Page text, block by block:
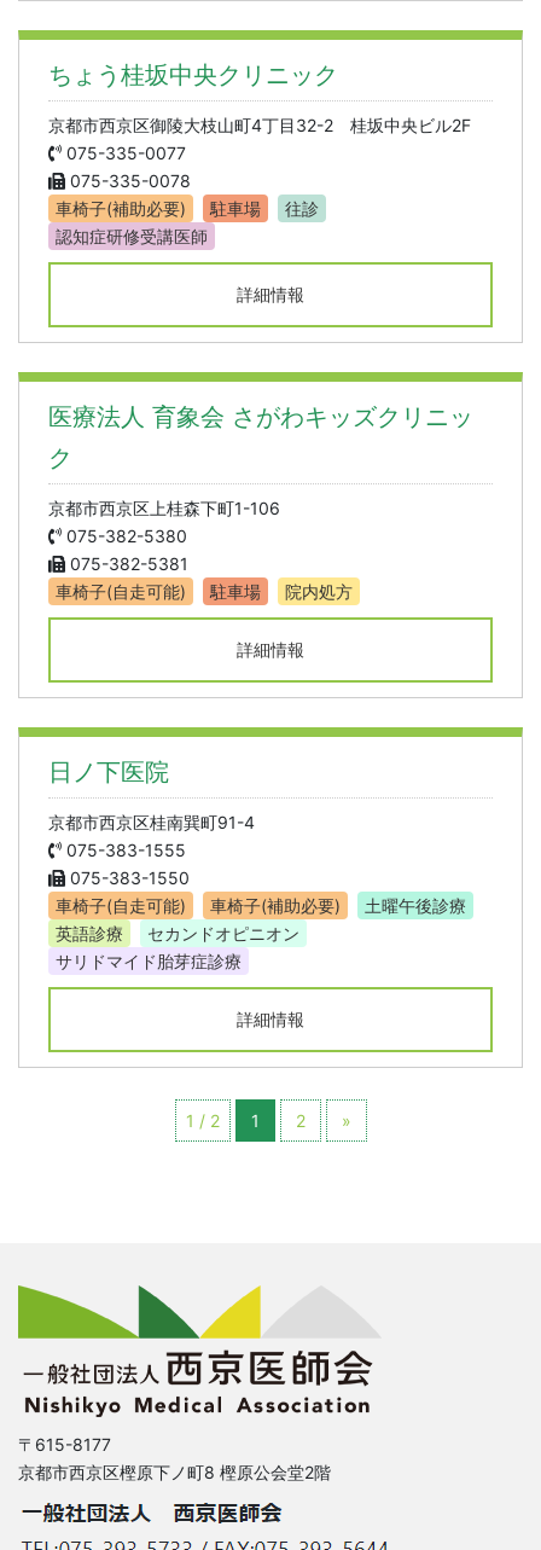
ちょう桂坂中央クリニック
京都市西京区御陵大枝山町4丁目32-2 桂坂中央ビル2F
075-335-0077
075-335-0078
車椅子(補助必要)
駐車場
往診
認知症研修受講医師
詳細情報
医療法人 育象会 さがわキッズクリニッ
ク
京都市西京区上桂森下町1-106
075-382-5380
075-382-5381
車椅子(自走可能)
駐車場 院内処方
詳細情報
日ノ下医院
京都市西京区桂南巽町91-4
075-383-1555
075-383-1550
車椅子(自走可能)
車椅子(補助必要)
土曜午後診療
英語診療
セカンドオピニオン
サリドマイド胎芽症診療
詳細情報
1 / 2 1 2 »
〒615-8177
京都市西京区樫原下ノ町8 樫原公会堂2階